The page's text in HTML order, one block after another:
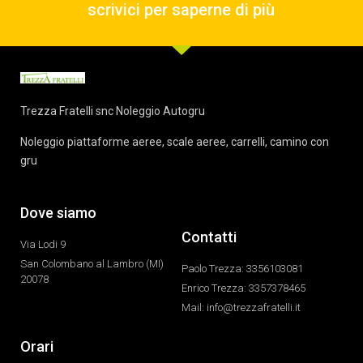
scrivici per saperne di più
Trezza Fratelli snc Noleggio Autogru
Noleggio piattaforme aeree, scale aeree, carrelli, camino con
gru
Dove siamo
Via Lodi 9
San Colombano al Lambro (MI)
20078
Contatti
Paolo Trezza: 3356103081
Enrico Trezza: 3357378465
Mail: info@trezzafratelli.it
Orari